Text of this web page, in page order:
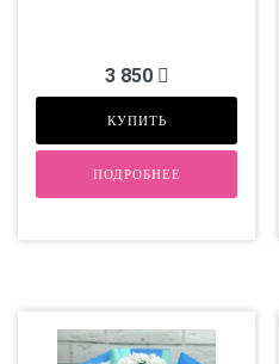
3 850
КУПИТЬ
ПОДРОБНЕЕ